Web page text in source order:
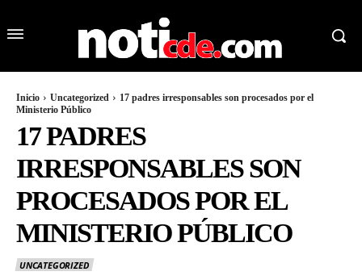
Inicio Uncategorized
17 padres irresponsables son procesados por el
Ministerio Público
17 PADRES
IRRESPONSABLES SON
PROCESADOS POR EL
MINISTERIO PÚBLICO
UNCATEGORIZED